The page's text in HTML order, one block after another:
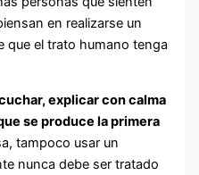
en realizarse un
que el trato humano tenga
explicar con calma
se produce la primera
tampoco usar un
nunca debe ser tratado